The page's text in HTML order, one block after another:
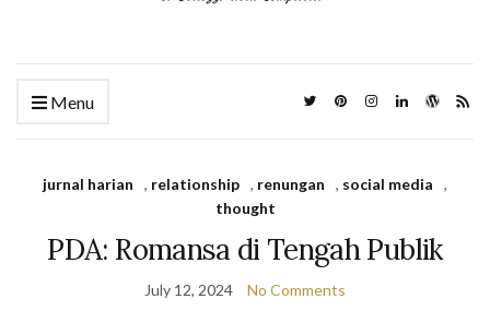
Menu
jurnal harian , relationship , renungan , social media
,
thought
PDA: Romansa di Tengah Publik
July 12, 2024 No Comments